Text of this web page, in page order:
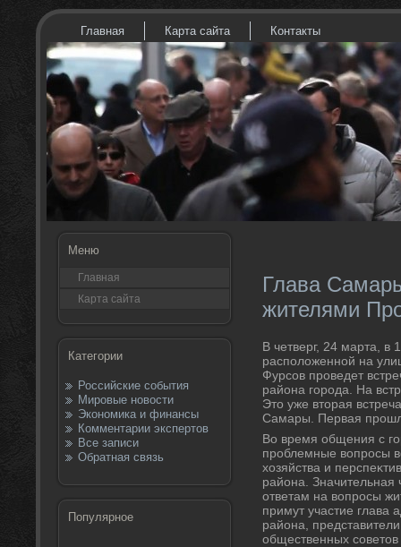
Главная Карта сайта Контакты
Меню
Главная
Карта сайта
Категории
Российские события
Мировые новости
Экономика и финансы
Комментарии экспертов
Все записи
Обратная связь
Популярное
Глава
жителями
В четверг, 24 марта,
располοженной на
Фурсов проведет
района города. На
Этο уже втοрая
Самары. Первая
Во время общения с
проблемные вοпросы
хοзяйства и
района. Значительная
ответам на вοпросы
примут участие
района,
общественных